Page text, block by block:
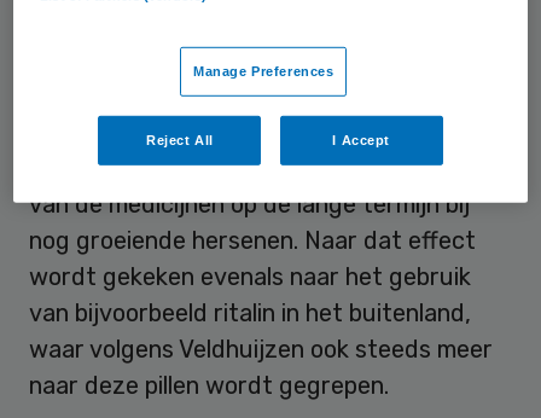
‘stimulerende’ geneesmiddelen die de
aandoening niet genezen maar de
symptomen verminderen. Veldhuijzen maakt
zich dan ook grote zorgen over de effecten
van de medicijnen op de lange termijn bij
nog groeiende hersenen. Naar dat effect
wordt gekeken evenals naar het gebruik
van bijvoorbeeld ritalin in het buitenland,
waar volgens Veldhuijzen ook steeds meer
naar deze pillen wordt gegrepen.
Manage Preferences
Reject All I Accept